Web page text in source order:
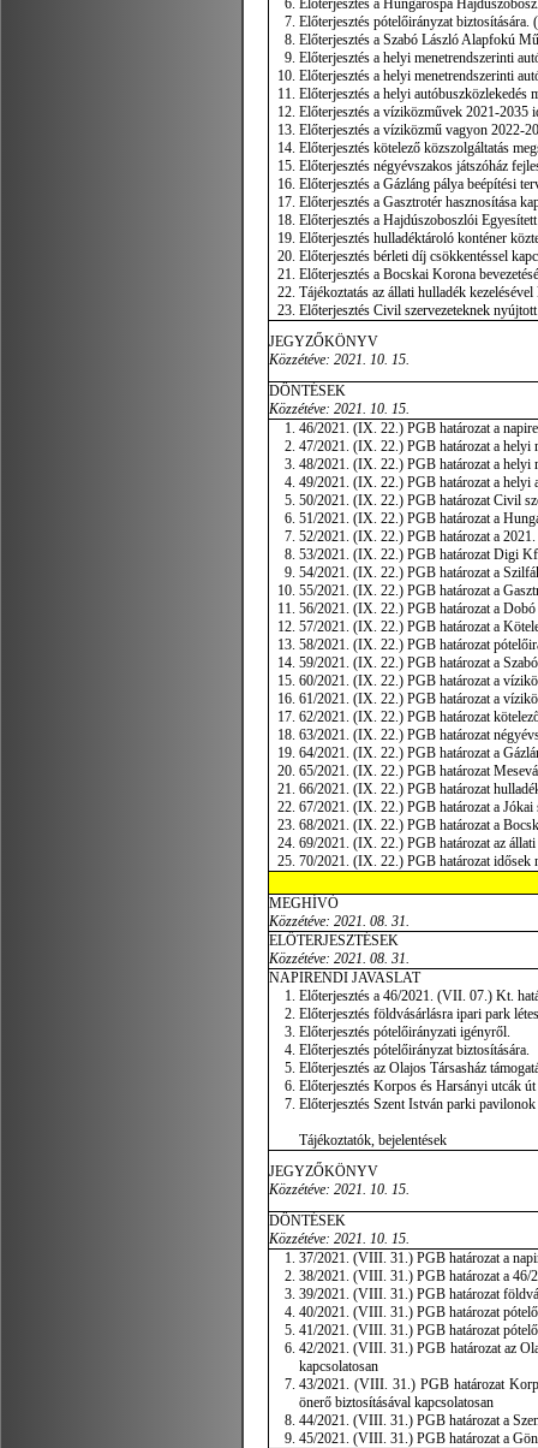
Előterjesztés a Hungarospa
Előterjesztés pótelőirányzat
Előterjesztés a Szabó László Alapfokú
Előterjesztés a helyi menetrendszerinti
Előterjesztés a helyi menetrendszerinti
Előterjesztés a helyi autóbuszközlekedés
Előterjesztés a víziközművek 2021-2035
Előterjesztés a víziközmű vagyon 2022-
Előterjesztés kötelező közszolgáltatás
Előterjesztés négyévszakos játszóház
Előterjesztés a Gázláng pálya beépítési
Előterjesztés a Gasztrotér hasznosítása
Előterjesztés a Hajdúszoboszlói
Előterjesztés hulladéktároló konténer
Előterjesztés bérleti díj csökkentéssel
Előterjesztés a Bocskai Korona
Tájékoztatás az állati hulladék
Előterjesztés Civil szervezeteknek
JEGYZŐKÖNYV
Közzétéve: 2021. 10. 15.
DÖNTÉSEK
Közzétéve: 2021. 10. 15.
46/2021. (IX. 22.) PGB határozat a
47/2021. (IX. 22.) PGB határozat a helyi
48/2021. (IX. 22.) PGB határozat a helyi
49/2021. (IX. 22.) PGB határozat a helyi
50/2021. (IX. 22.) PGB határozat Civil
51/2021. (IX. 22.) PGB határozat a
52/2021. (IX. 22.) PGB határozat a
53/2021. (IX. 22.) PGB határozat Digi
54/2021. (IX. 22.) PGB határozat a
55/2021. (IX. 22.) PGB határozat a
56/2021. (IX. 22.) PGB határozat a Dobó
57/2021. (IX. 22.) PGB határozat a
58/2021. (IX. 22.) PGB határozat
59/2021. (IX. 22.) PGB határozat a
60/2021. (IX. 22.) PGB határozat a
61/2021. (IX. 22.) PGB határozat a
62/2021. (IX. 22.) PGB határozat
63/2021. (IX. 22.) PGB határozat
64/2021. (IX. 22.) PGB határozat a
65/2021. (IX. 22.) PGB határozat
66/2021. (IX. 22.) PGB határozat
67/2021. (IX. 22.) PGB határozat a
68/2021. (IX. 22.) PGB határozat a
69/2021. (IX. 22.) PGB határozat az
70/2021. (IX. 22.) PGB határozat idősek
MEGHÍVÓ
Közzétéve: 2021. 08. 31.
ELŐTERJESZTÉSEK
Közzétéve: 2021. 08. 31.
NAPIRENDI JAVASLAT
Előterjesztés a 46/2021. (VII. 07.) Kt.
Előterjesztés földvásárlásra ipari park
Előterjesztés pótelőirányzati igényről.
Előterjesztés pótelőirányzat biztosítására.
Előterjesztés az Olajos Társasház
Előterjesztés Korpos és Harsányi utcák
Előterjesztés Szent István parki
Tájékoztatók, bejelentések
JEGYZŐKÖNYV
Közzétéve: 2021. 10. 15.
DÖNTÉSEK
Közzétéve: 2021. 10. 15.
37/2021. (VIII. 31.) PGB határozat a
38/2021. (VIII. 31.) PGB határozat a 46/
39/2021. (VIII. 31.) PGB határozat
40/2021. (VIII. 31.) PGB határozat
41/2021. (VIII. 31.) PGB határozat
42/2021. (VIII. 31.) PGB határozat az
kapcsolatosan
43/2021. (VIII. 31.) PGB határozat
önerő biztosításával kapcsolatosan
44/2021. (VIII. 31.) PGB határozat a
45/2021. (VIII. 31.) PGB határozat a